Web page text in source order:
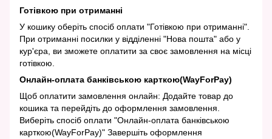
Готівкою при отриманні
У кошику оберіть спосіб оплати "Готівкою при отриманні".
При отриманні посилки у відділенні "Нова пошта" або у
кур'єра, ви зможете оплатити за своє замовлення на місці
готівкою.
Онлайн-оплата банківською карткою(WayForPay)
Щоб оплатити замовлення онлайн: Додайте товар до
кошика та перейдіть до оформлення замовлення.
Виберіть спосіб оплати "Онлайн-оплата банківською
карткою(WayForPay)" Завершіть оформлення